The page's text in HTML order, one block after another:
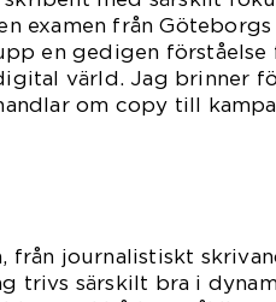
examen från
en gedigen
värld. Jag brinner
om copy till
från journalistiskt
trivs särskilt bra i